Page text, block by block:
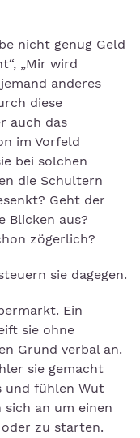
nicht genug Geld
„Mir wird
anderes
diese
auch das
im Vorfeld
bei solchen
die Schultern
Geht der
Blicken aus?
zögerlich?
sie dagegen.
Ein
sie ohne
Grund verbal an.
sie gemacht
und fühlen Wut
sich an um einen
zu starten.